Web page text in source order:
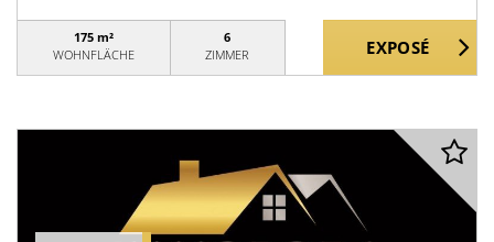
175 m²
WOHNFLÄCHE
6
ZIMMER